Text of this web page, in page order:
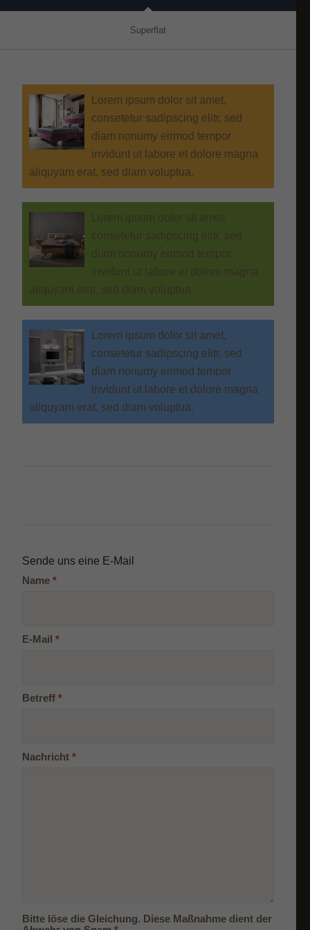
Superflat
Lorem ipsum dolor sit amet,
consetetur sadipscing elitr, sed
diam nonumy eirmod tempor
invidunt ut labore et dolore magna
aliquyam erat, sed diam voluptua.
Lorem ipsum dolor sit amet,
consetetur sadipscing elitr, sed
diam nonumy eirmod tempor
invidunt ut labore et dolore magna
aliquyam erat, sed diam voluptua.
Lorem ipsum dolor sit amet,
consetetur sadipscing elitr, sed
diam nonumy eirmod tempor
invidunt ut labore et dolore magna
aliquyam erat, sed diam voluptua.
Sende uns eine E-Mail
Name*
E-Mail*
Betreff*
Nachricht*
Bitte löse die Gleichung. Diese Maßnahme dient der